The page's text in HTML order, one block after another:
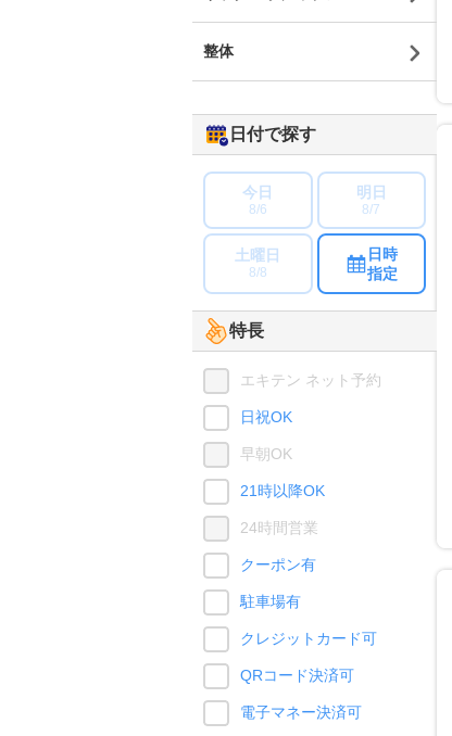
整体
日付で探す
今日
8/6
明日
8/7
土曜日
8/8
日時
指定
特長
エキテン ネット予約
日祝OK
早朝OK
21時以降OK
24時間営業
クーポン有
駐車場有
クレジットカード可
QRコード決済可
電子マネー決済可